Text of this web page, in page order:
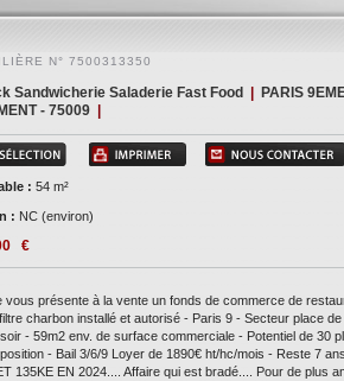
N° 7500313350
Sandwicherie Saladerie Fast Food
PARIS
- 75009
: 54 m²
: NC (environ)
€
vous présente à la vente un fonds de commerce de
charbon installé et autorisé - Paris 9 - Secteur place
- 59m2 env. de surface commerciale - Potentiel de 30
- Bail 3/6/9 Loyer de 1890€ ht/hc/mois - Reste 7
135KE EN 2024.... Affaire qui est bradé.... Pour de plus